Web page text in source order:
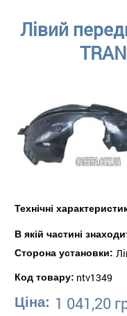
Лівий
Технічні
В якій частині
Сторона установки:
Код товару: ntv1349
Ціна: 1 041,20